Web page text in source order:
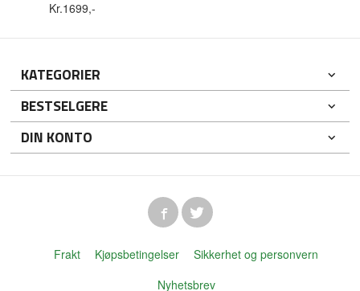
Kr.1699,-
KATEGORIER
BESTSELGERE
DIN KONTO
Frakt Kjøpsbetingelser
Sikkerhet og personvern
Nyhetsbrev